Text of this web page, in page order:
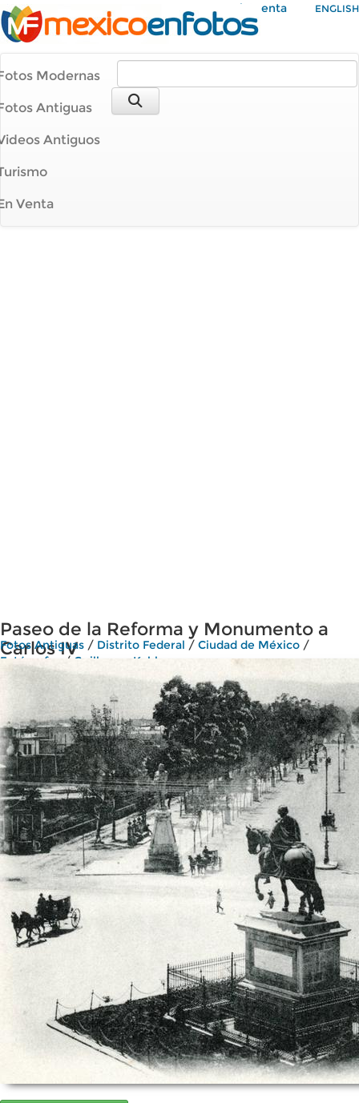
Mi Cuenta ENGLISH
Modernas
Antiguas
Antiguos
Venta
Paseo de la Reforma y Monumento a
Carlos IV
Fotos Antiguas / Distrito Federal / Ciudad de México /
Fotógrafos / Guillermo Kahlo